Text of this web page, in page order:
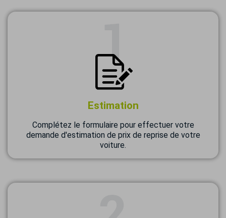
Estimation
Complétez le formulaire pour effectuer votre
demande d'estimation de prix de reprise de votre
voiture.